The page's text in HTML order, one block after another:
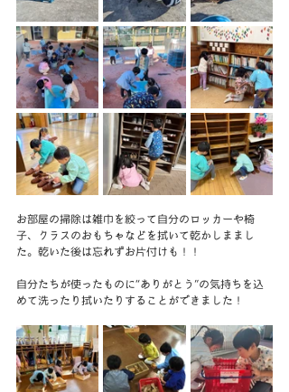
お部屋の掃除は雑巾を絞って自分のロッカーや椅
子、クラスのおもちゃなどを拭いて乾かしままし
た。乾いた後は忘れずお片付けも！！
自分たちが使ったものに“ありがとう”の気持ちを込
めて洗ったり拭いたりすることができました！